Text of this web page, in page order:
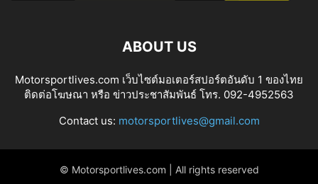
ABOUT US
Motorsportlives.com เว็บไซต์มอเตอร์สปอร์ตอันดับ 1 ของไทย
ติดต่อโฆษณา หรือ ข่าวประชาสัมพันธ์ โทร. 092-4952563
Contact us: motorsportlives@gmail.com
© Motorsportlives.com | All rights reserved